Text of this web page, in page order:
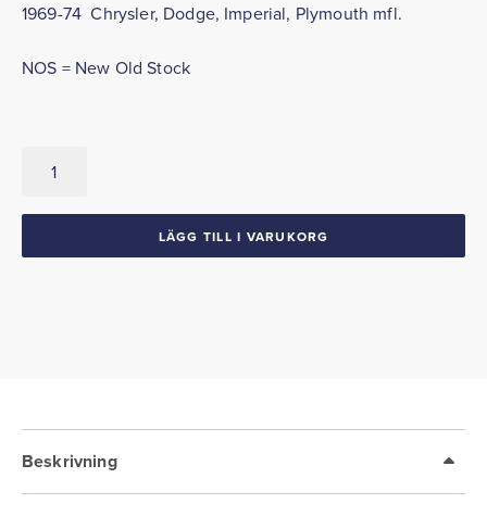
1969-74 Chrysler, Dodge, Imperial, Plymouth mfl.
NOS = New Old Stock
2.76:1
LÄGG TILL I VARUKORG
Beskrivning